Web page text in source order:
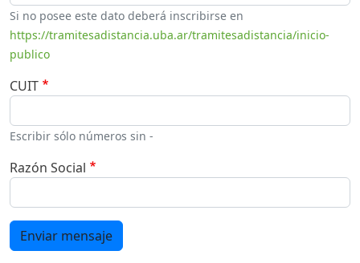
Si no posee este dato deberá inscribirse en
https://tramitesadistancia.uba.ar/tramitesadistancia/inicio-
publico
CUIT
Escribir sólo números sin -
Razón Social
Enviar mensaje